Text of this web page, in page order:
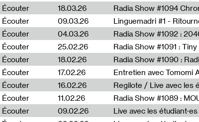
Écouter
18.03.26
Écouter
09.03.26 Linguemadri #1 -
Écouter
04.03.26 Radia Show #1092 :
Écouter
25.02.26 Radia Show #1091 :
Écouter
18.02.26
Écouter
17.02.26 Entretien avec Tomomi
Écouter
16.02.26 Regilote / Live avec les
Écouter
11.02.26 Radia Show #1089 :
Écouter
09.02.26 Live avec les